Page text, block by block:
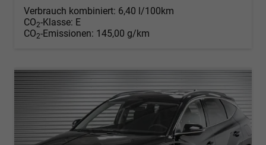
Verbrauch kombiniert: 6,40 l/100km
CO2-Klasse: E
CO2-Emissionen: 145,00 g/km